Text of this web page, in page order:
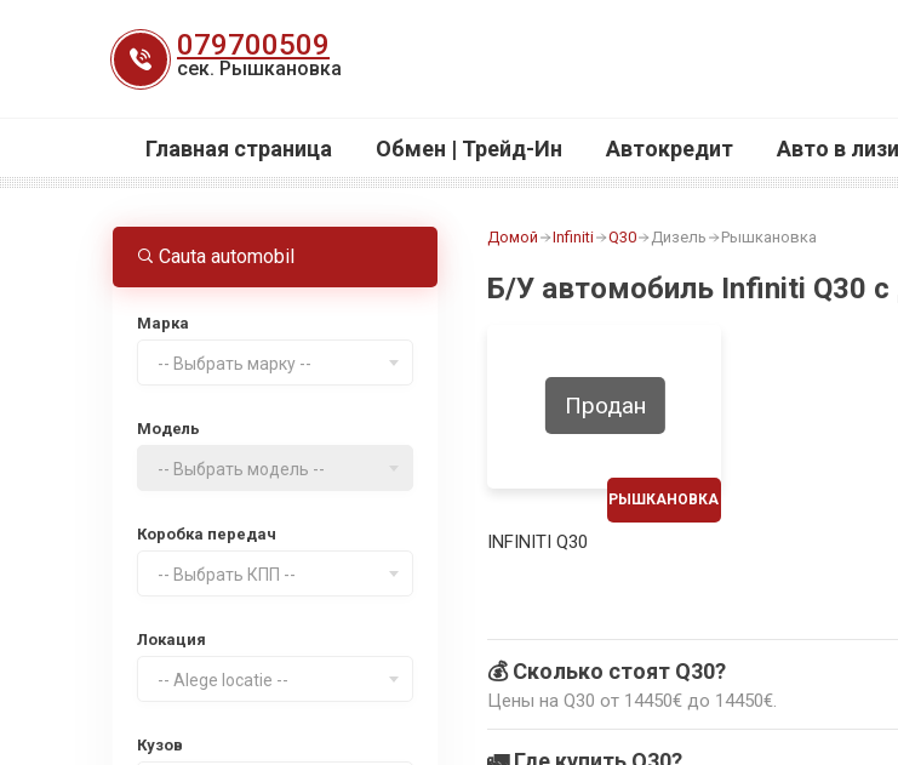
содержанию
079700509
сек. Рышкановка
Главная страница Обмен | Трейд-Ин Автокредит Авто в
Cauta automobil
Марка
-- Выбрать марку --
Модель
-- Выбрать модель --
Коробка передач
-- Выбрать КПП --
Локация
-- Alege locatie --
Кузов
Домой Infiniti Q30 Дизель Рышкановка
Б/У автомобиль Infiniti Q30
РЫШКАНОВКА
Продан
INFINITI Q30
💰 Сколько стоят Q30?
Цены на Q30 от 14450€ до 14450€.